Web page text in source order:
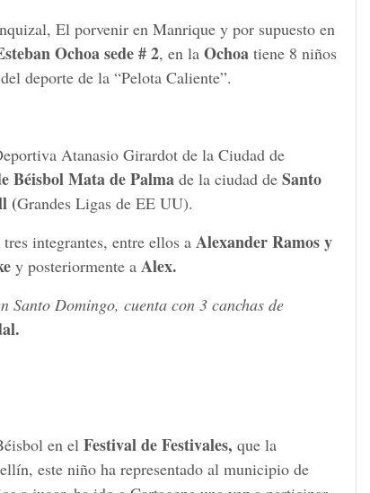
El porvenir en Manrique y por supuesto en
Ochoa sede # 2, en la Ochoa tiene 8 niños
deporte de la “Pelota Caliente”.
Atanasio Girardot de la Ciudad de
Béisbol Mata de Palma de la ciudad de Santo
(Grandes Ligas de EE UU).
tres integrantes, entre ellos a Alexander Ramos y
y posteriormente a Alex.
Santo Domingo, cuenta con 3 canchas de
en el Festival de Festivales, que la
este niño ha representado al municipio de